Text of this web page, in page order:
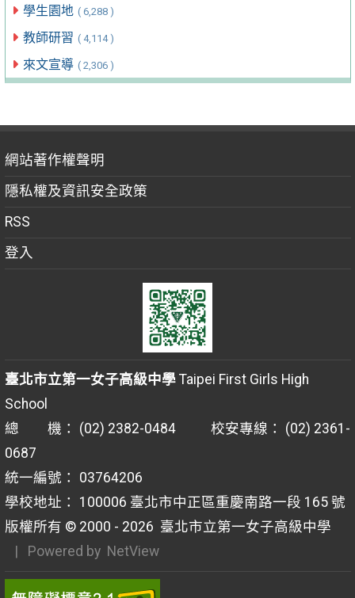
學生園地 ( 6,288 )
教師研習 ( 4,114 )
來文宣導 ( 2,306 )
網站著作權聲明
隱私權及資訊安全政策
RSS
登入
臺北市立第一女子高級中學Taipei First Girls High
School
總 機： (02) 2382-0484 校安專線： (02) 2361-
0687
統一編號： 03764206
學校地址： 100006 臺北市中正區重慶南路一段 165 號
版權所有 © 2000 - 2026 臺北市立第一女子高級中學
| Powered by NetView